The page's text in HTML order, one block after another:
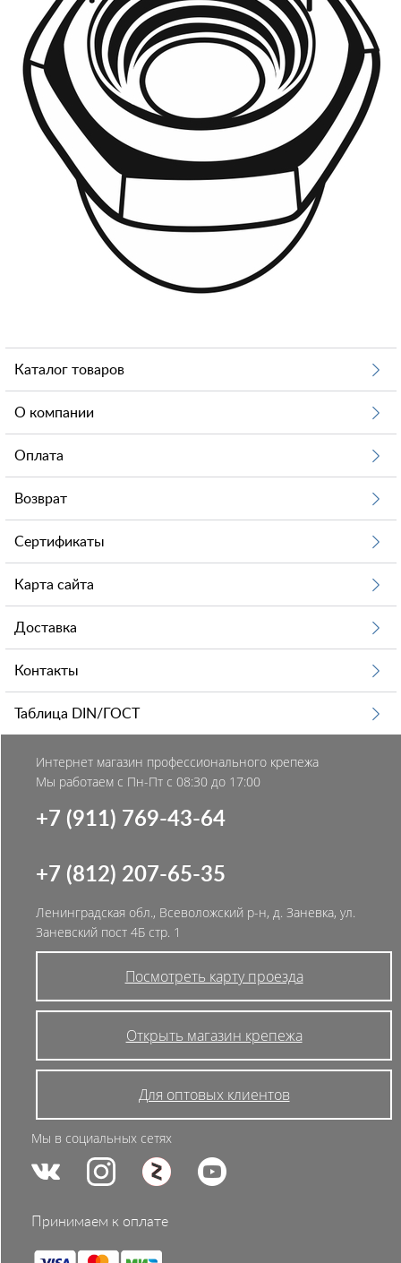
Каталог товаров
О компании
Оплата
Возврат
Сертификаты
Карта сайта
Доставка
Контакты
Таблица DIN/ГОСТ
Интернет магазин профессионального крепежа
Мы работаем с Пн-Пт с 08:30 до 17:00
+7 (911) 769-43-64
+7 (812) 207-65-35
Ленинградская обл., Всеволожский р-н, д. Заневка, ул.
Заневский пост 4Б стр. 1
Посмотреть карту проезда
Открыть магазин крепежа
Для оптовых клиентов
Мы в социальных сетях
Принимаем к оплате